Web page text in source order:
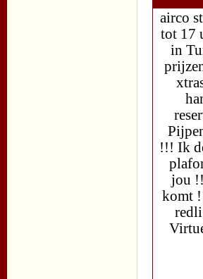
airco
tot 17
in
!!! Ik
jou
komt !